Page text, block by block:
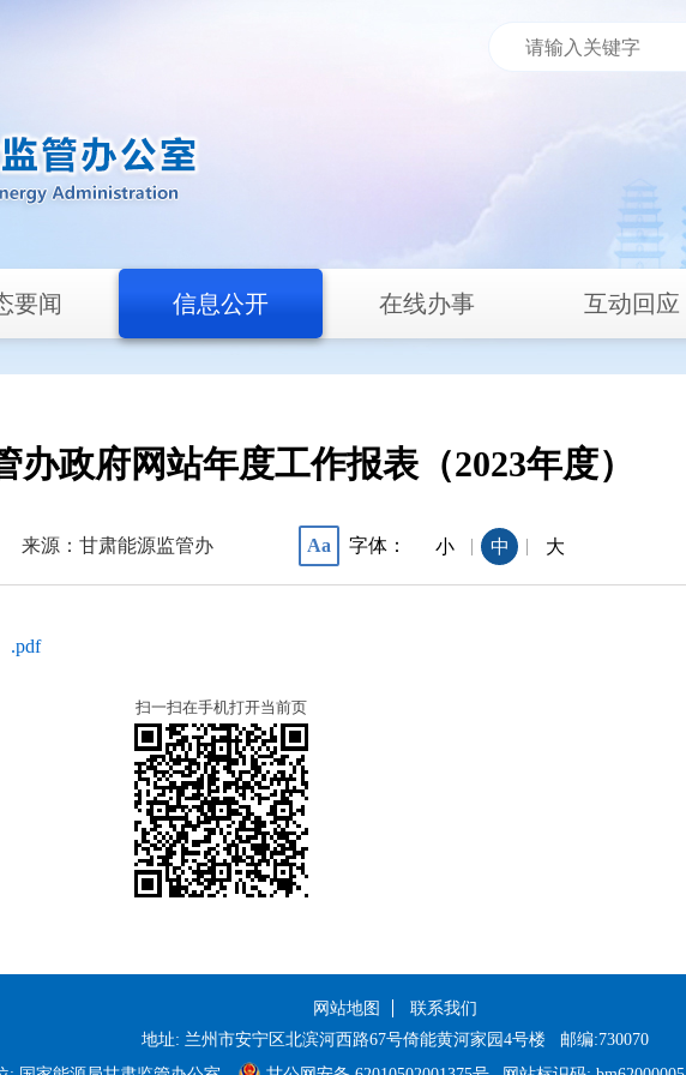
要闻 信息公开 在线办事 互动回应
办政府网站年度工作报表（2023年度）
来源：甘肃能源监管办 Aa 字体： 小 | 中 | 大
.pdf
扫一扫在手机打开当前页
网站地图
联系我们
地址: 兰州市安宁区北滨河西路67号倚能黄河家园4号楼
邮编:730070